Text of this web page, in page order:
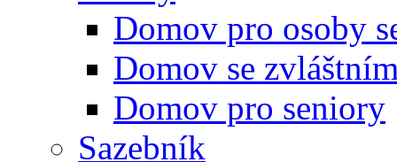
Domov pro osoby
Domov se
Domov pro seniory
Sazebník